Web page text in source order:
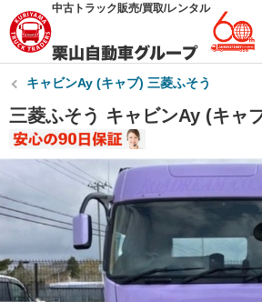
中古トラック販売/買取/レンタル
キャビンAy (キャブ) 三菱ふそう
三菱ふそう キャビンAy (キャ